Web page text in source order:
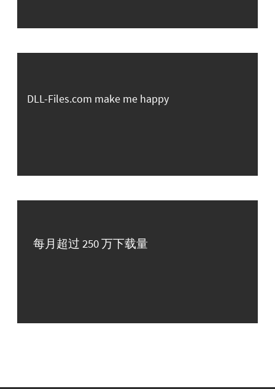
DLL-Files.com make me happy
每月超过 250 万下载量